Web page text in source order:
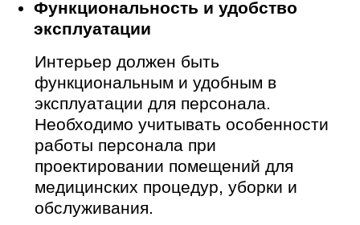
предметов декора, минимизировать
их количество)
Максимум удобства в
(использование
износостойких и легко моющихся
материалов, надежная и простая в
использовании мебель и
оборудование)
Учет потребностей
маломобильных граждан
(обеспечение доступности для
маломобильных граждан: пандусы,
поручни, широкие дверные проемы и
другие элементы, обеспечивающие
доступность номеров для